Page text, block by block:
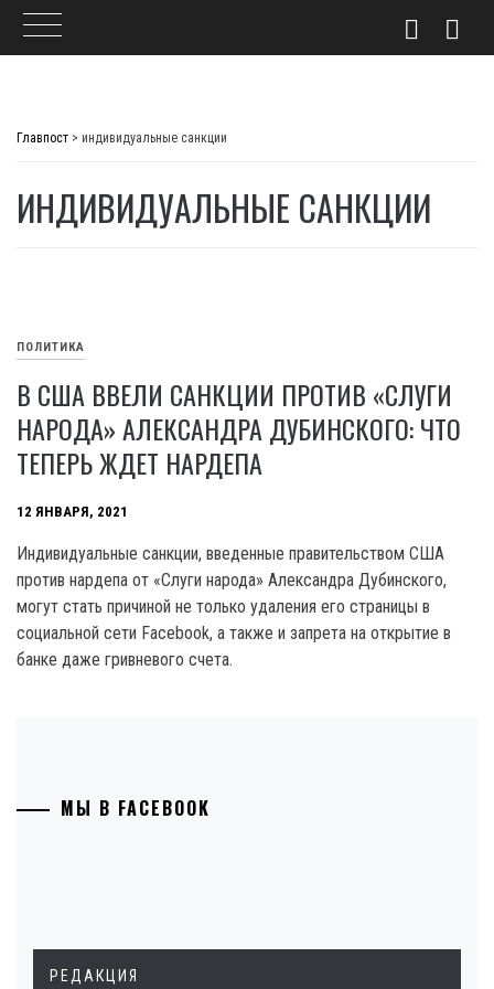
Главпост > индивидуальные санкции
ИНДИВИДУАЛЬНЫЕ САНКЦИИ
ПОЛИТИКА
В США ВВЕЛИ САНКЦИИ ПРОТИВ «СЛУГИ
НАРОДА» АЛЕКСАНДРА ДУБИНСКОГО: ЧТО
ТЕПЕРЬ ЖДЕТ НАРДЕПА
12 ЯНВАРЯ, 2021
Индивидуальные санкции, введенные правительством США
против нардепа от «Слуги народа» Александра Дубинского,
могут стать причиной не только удаления его страницы в
социальной сети Facebook, а также и запрета на открытие в
банке даже гривневого счета.
МЫ В FACEBOOK
РЕДАКЦИЯ